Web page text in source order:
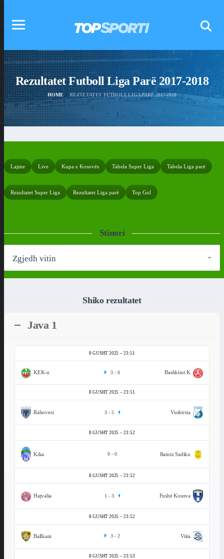
Rezultatet Futboll Liga Parë 2017-2018
HOME REZULTATET FUTBOLL LIGA PARË 2017-2018
Lajme Live Kupa e Kosovës Tabela Super Liga Tabela Liga parë
Rezultatet Super Liga Rezultatet Liga parë Top Gol
Stinori
Shiko rezultatet
Java 1
8 GUSHT 2025 23:51
KEK-u Bashkimi K
3 - 0
8 GUSHT 2025 23:51
Rahoveci Vushtrria
3 - 5
8 GUSHT 2025 23:52
Kika Ramiz Sadiku
0 - 0
8 GUSHT 2025 23:52
Hajvalia Fushë Kosova
1 - 3
8 GUSHT 2025 23:52
Ballkani Vitia
3 - 2
8 GUSHT 2025 23:53